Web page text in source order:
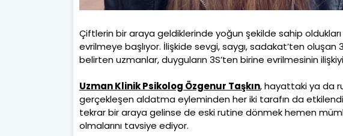
Çiftlerin bir araya geldiklerinde yoğun şekilde sahip
evrilmeye başlıyor. İlişkide sevgi, saygı, sadakat’ten oluşan
belirten uzmanlar, duyguların 3S’ten birine evrilmesinin
Uzman Klinik Psikolog Özgenur Taşkın, hayattaki ya da
gerçekleşen aldatma eyleminden her iki tarafın da
tekrar bir araya gelinse de eski rutine dönmek hemen
olmalarını tavsiye ediyor.